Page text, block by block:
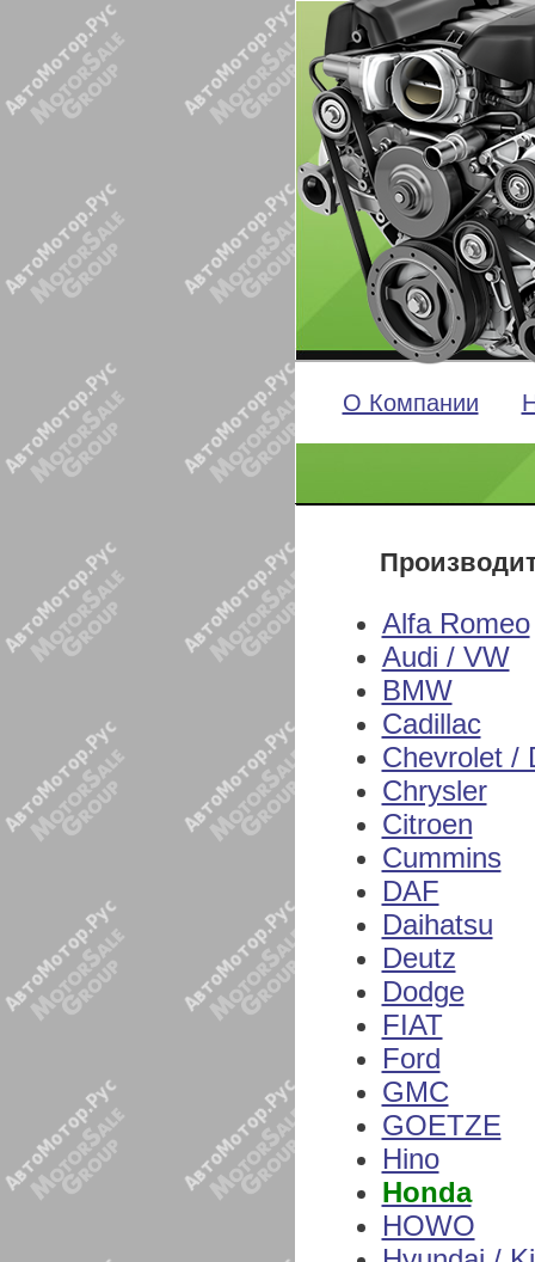
О Компании
Alfa Romeo
Audi / VW
BMW
Cadillac
Chevrolet /
Chrysler
Citroen
Cummins
DAF
Daihatsu
Deutz
Dodge
FIAT
Ford
GMC
GOETZE
Hino
Honda
HOWO